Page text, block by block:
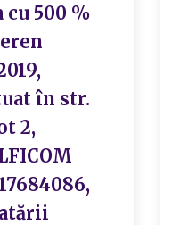
500 %
în str.
2,